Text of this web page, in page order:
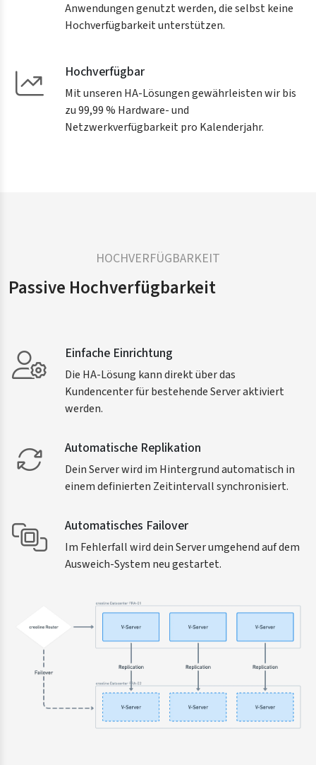
Anwendungen genutzt werden, die selbst keine
Hochverfügbarkeit unterstützen.
Hochverfügbar
Mit unseren HA-Lösungen gewährleisten wir bis
zu 99,99 % Hardware- und
Netzwerkverfügbarkeit pro Kalenderjahr.
HOCHVERFÜGBARKEIT
Passive Hochverfügbarkeit
Einfache Einrichtung
Die HA-Lösung kann direkt über das
Kundencenter für bestehende Server aktiviert
werden.
Automatische Replikation
Dein Server wird im Hintergrund automatisch in
einem definierten Zeitintervall synchronisiert.
Automatisches Failover
Im Fehlerfall wird dein Server umgehend auf dem
Ausweich-System neu gestartet.